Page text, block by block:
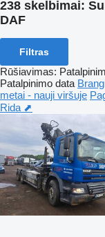
238 skelbimai:
DAF
Filtras
Rūšiavimas:
Patalpinimo data
metai - nauji viršuje
Rida ⬈